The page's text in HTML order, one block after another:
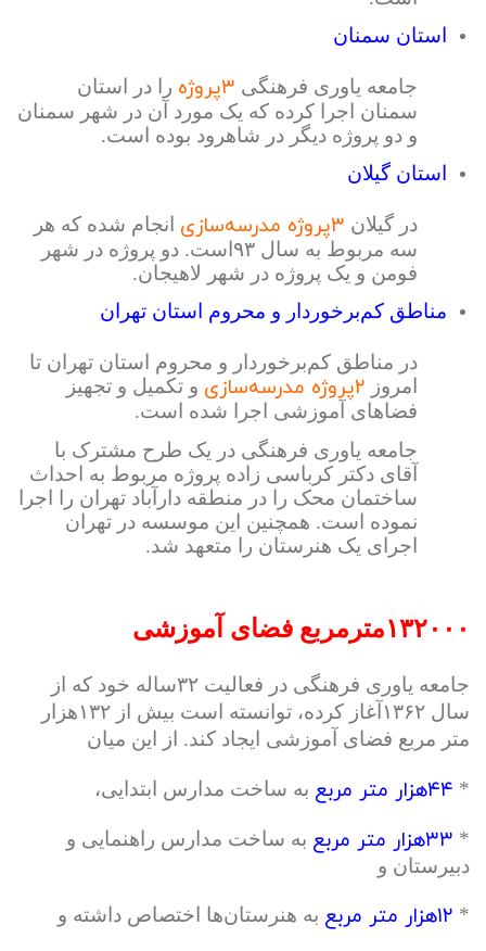
استان سمنان
جامعه یاوری فرهنگی ۳پروژه
را در استان
سمنان اجرا کرده که یک مورد آن در شهر سمنان
و دو پروژه دیگر در شاهرود بوده است.
استان گیلان
در گیلان ۳پروژه مدرسه‌سازی
انجام شده که هر
سه مربوط به سال ۹۳است. دو پروژه در شهر
فومن و یک پروژه در شهر لاهیجان.
مناطق کم‌برخوردار و محروم استان تهران
در مناطق کم‌برخوردار و محروم استان تهران تا
امروز ۲پروژه مدرسه‌سازی
و تکمیل و تجهیز
فضاهای آموزشی اجرا شده است.
جامعه یاوری فرهنگی در یک طرح مشترک با
آقای دکتر کرباسی زاده پروژه مربوط به احداث
ساختمان محک را در منطقه دارآباد تهران را اجرا
نموده است. همچنین این موسسه در تهران
اجرای یک هنرستان را متعهد شد.
۱۳۲۰۰۰مترمربع فضای آموزشی
جامعه یاوری فرهنگی در فعالیت ۳۲ساله خود که از
سال ۱۳۶۲آغاز کرده، توانسته است بیش از ۱۳۲هزار
متر مربع فضای آموزشی ایجاد کند. از این میان
* ۴۴هزار متر مربع به ساخت مدارس ابتدایی،
* ۳۳هزار متر مربع
به ساخت مدارس راهنمایی و
دبیرستان و
* ۱۲هزار متر مربع به هنرستان‌ها اختصاص داشته و